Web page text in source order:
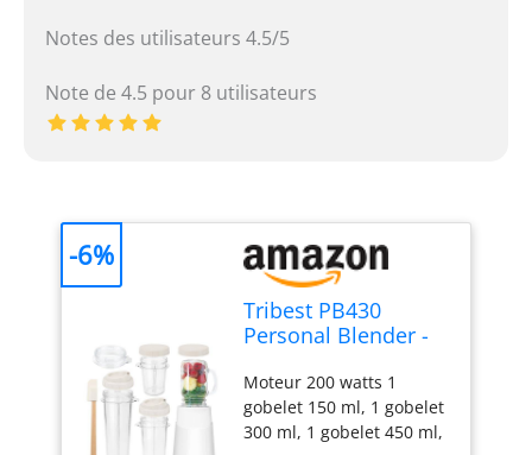
Notes des utilisateurs 4.5/5
Note de 4.5 pour 8 utilisateurs
Tribest PB430
Personal Blender -
cm x 18.46 cm
Moteur 200 watts 1
gobelet 150 ml, 1 gobelet
300 ml, 1 gobelet 450 ml,
-6%